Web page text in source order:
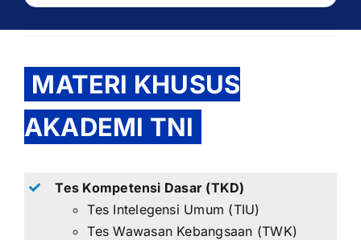
MATERI KHUSUS
AKADEMI TNI
Tes Kompetensi Dasar (TKD)
Tes Intelegensi Umum (TIU)
Tes Wawasan Kebangsaan (TWK)